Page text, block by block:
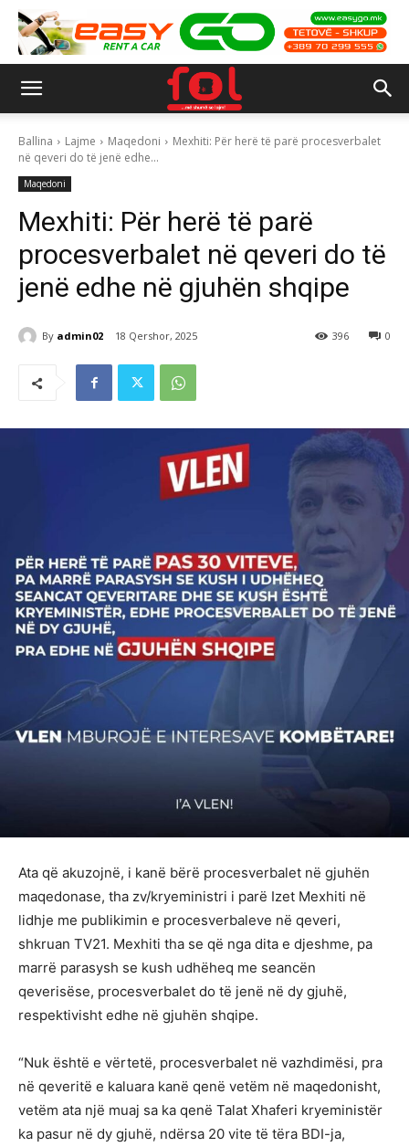
Ballina Lajme Maqedoni
Mexhiti: Për herë të parë procesverbalet
në qeveri do të jenë edhe...
Maqedoni
Mexhiti: Për herë të parë
procesverbalet në qeveri do të
jenë edhe në gjuhën shqipe
By admin02 18 Qershor, 2025 0
396
Ata që akuzojnë, i kanë bërë procesverbalet në gjuhën
maqedonase, tha zv/kryeministri i parë Izet Mexhiti në
lidhje me publikimin e procesverbaleve në qeveri,
shkruan TV21. Mexhiti tha se që nga dita e djeshme, pa
marrë parasysh se kush udhëheq me seancën
qeverisëse, procesverbalet do të jenë në dy gjuhë,
respektivisht edhe në gjuhën shqipe.
“Nuk është e vërtetë, procesverbalet në vazhdimësi, pra
në qeveritë e kaluara kanë qenë vetëm në maqedonisht,
vetëm ata një muaj sa ka qenë Talat Xhaferi kryeministër
ka pasur në dy gjuhë, ndërsa 20 vite të tëra BDI-ja,